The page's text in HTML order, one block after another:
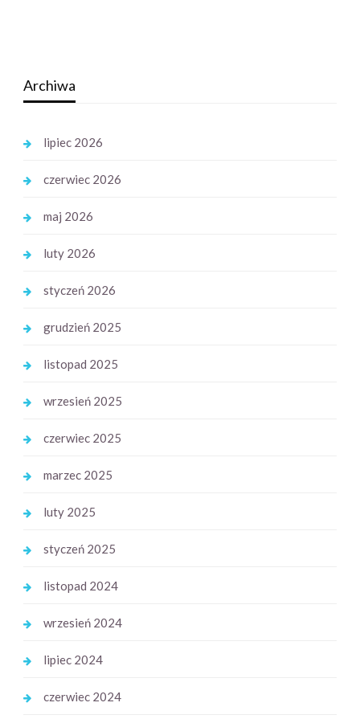
Archiwa
lipiec 2026
czerwiec 2026
maj 2026
luty 2026
styczeń 2026
grudzień 2025
listopad 2025
wrzesień 2025
czerwiec 2025
marzec 2025
luty 2025
styczeń 2025
listopad 2024
wrzesień 2024
lipiec 2024
czerwiec 2024